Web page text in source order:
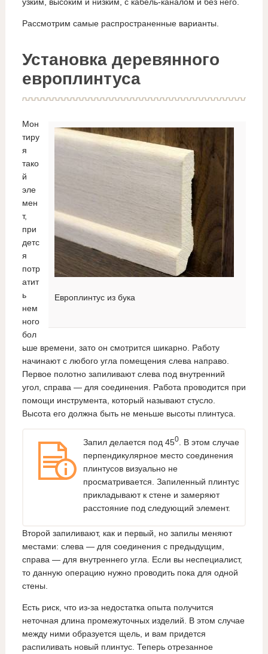
Рассмотрим самые распространенные варианты.
Установка деревянного
европлинтуса
Европлинтус из бука
Мон
тиру
я
тако
й
эле
мен
т,
при
детс
я
потр
атит
ь
нем
ного
бол
ьше времени, зато он смотрится шикарно. Работу
начинают с любого угла помещения слева направо.
Первое полотно запиливают слева под внутренний
угол, справа — для соединения. Работа проводится при
помощи инструмента, который называют стусло.
Высота его должна быть не меньше высоты плинтуса.
Запил делается под 450. В этом случае
перпендикулярное место соединения
плинтусов визуально не
просматривается. Запиленный плинтус
прикладывают к стене и замеряют
расстояние под следующий элемент.
Второй запиливают, как и первый, но запилы меняют
местами: слева — для соединения с предыдущим,
справа — для внутреннего угла. Если вы неспециалист,
то данную операцию нужно проводить пока для одной
стены.
Есть риск, что из-за недостатка опыта получится
неточная длина промежуточных изделий. В этом случае
между ними образуется щель, и вам придется
распиливать новый плинтус. Теперь отрезанное